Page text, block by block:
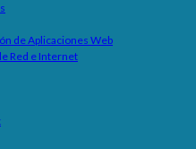
de Aplicaciones Web
Red e Internet